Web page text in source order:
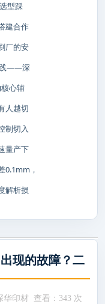
现的故障？二
华印材 查看： 343 次
型踩
建合作
厂的安
践——深
心辅
人越切
制切入
量产下
0.1mm，
解析损